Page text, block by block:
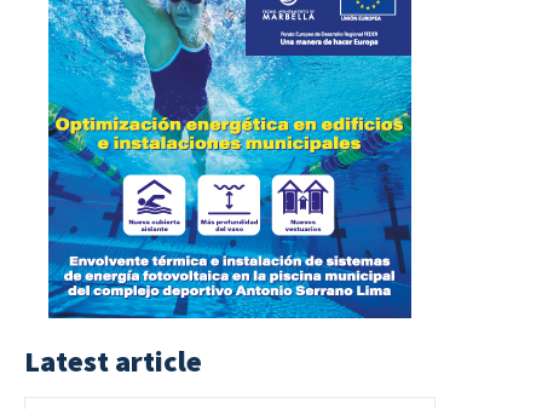
Latest article